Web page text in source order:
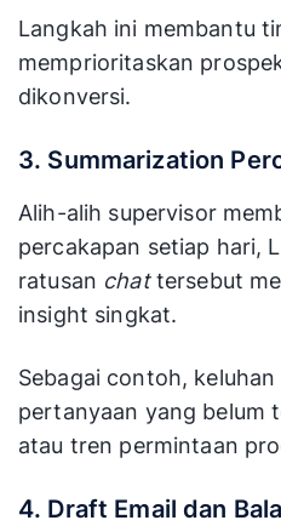
Langkah ini membantu
memprioritaskan
dikonversi.
3. Summarization
Alih-alih supervisor
percakapan setiap hari,
ratusan chattersebut
insight singkat.
Sebagai contoh,
pertanyaan yang belum
atau tren permintaan
4. Draft Email dan